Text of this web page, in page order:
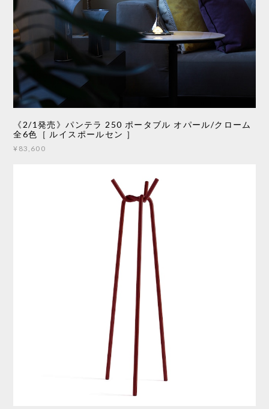
《2/1発売》パンテラ 250 ポータブル オパール/クローム
全6色［ ルイスポールセン ］
¥83,600